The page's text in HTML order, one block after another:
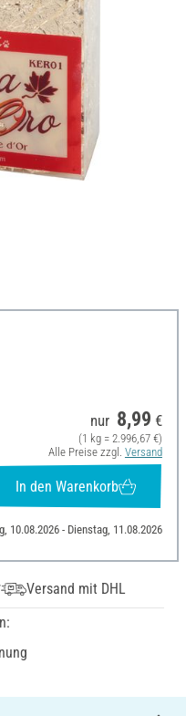
nur 8,99 €
(1 kg = 2.996,67 €)
Alle Preise zzgl. Versand
In den Warenkorb
10.08.2026 - Dienstag, 11.08.2026
Versand mit DHL